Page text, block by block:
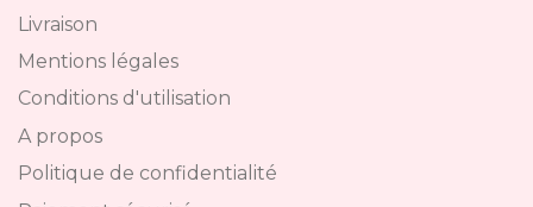
Livraison
Mentions légales
Conditions d'utilisation
A propos
Politique de confidentialité